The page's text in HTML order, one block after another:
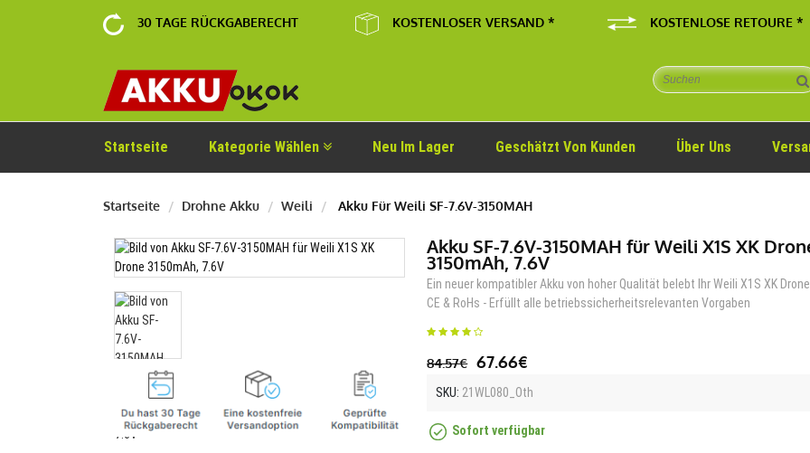
30 TAGE RÜCKGABERECHT KOSTENLOSER VERSAND * KOSTENLOSE RETOURE *
Startseite Kategorie Wählen Neu Im Lager Geschätzt Von Kunden Über Uns
Startseite Drohne Akku Weili Akku Für Weili SF-7.6V-3150MAH
Akku SF-7.6V-3150MAH für Weili X1S XK
3150mAh, 7.6V
Ein neuer kompatibler Akku von hoher Qualität belebt Ihr Weili X1S XK
CE & RoHs - Erfüllt alle betriebssicherheitsrelevanten Vorgaben
84.57€ 67.66€
SKU: 21WL080_Oth
Sofort verfügbar